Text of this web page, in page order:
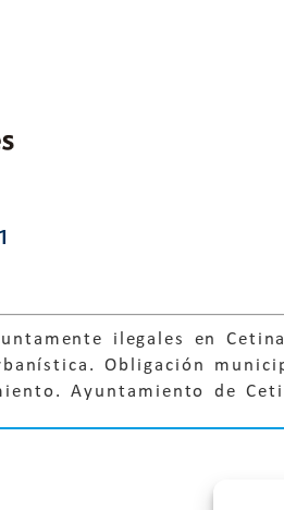
ilegales en
Obligación
Ayuntamiento de